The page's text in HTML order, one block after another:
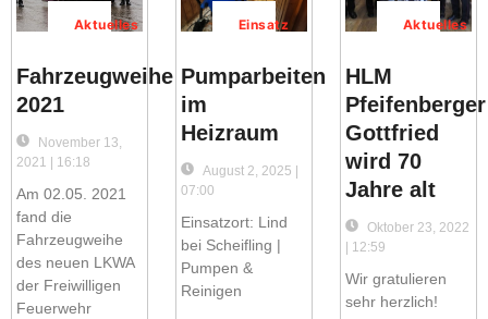
Aktuelles
Fahrzeugweihe
2021
November 13,
2021 | 16:18
Am 02.05. 2021
fand die
Fahrzeugweihe
des neuen LKWA
der Freiwilligen
Feuerwehr
Einsatz
Pumparbeiten
im
Heizraum
August 2, 2025 |
07:00
Einsatzort: Lind
bei Scheifling |
Pumpen &
Reinigen
Aktuelles
HLM
Pfeifenberger
Gottfried
wird 70
Jahre alt
Oktober 23, 2022
| 12:59
Wir gratulieren
sehr herzlich!